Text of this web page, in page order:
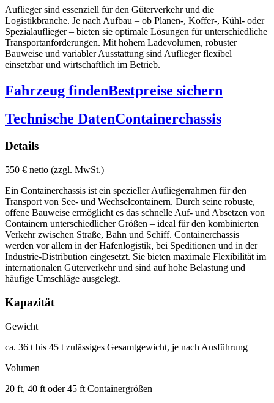
Auflieger sind essenziell für den Güterverkehr und die
Logistikbranche. Je nach Aufbau – ob Planen-, Koffer-, Kühl- oder
Spezialauflieger – bieten sie optimale Lösungen für unterschiedliche
Transportanforderungen. Mit hohem Ladevolumen, robuster
Bauweise und variabler Ausstattung sind Auflieger flexibel
einsetzbar und wirtschaftlich im Betrieb.
Fahrzeug findenBestpreise sichern
Technische DatenContainerchassis
Details
550 € netto (zzgl. MwSt.)
Ein Containerchassis ist ein spezieller Aufliegerrahmen für den
Transport von See- und Wechselcontainern. Durch seine robuste,
offene Bauweise ermöglicht es das schnelle Auf- und Absetzen von
Containern unterschiedlicher Größen – ideal für den kombinierten
Verkehr zwischen Straße, Bahn und Schiff. Containerchassis
werden vor allem in der Hafenlogistik, bei Speditionen und in der
Industrie-Distribution eingesetzt. Sie bieten maximale Flexibilität im
internationalen Güterverkehr und sind auf hohe Belastung und
häufige Umschläge ausgelegt.
Kapazität
Gewicht
ca. 36 t bis 45 t zulässiges Gesamtgewicht, je nach Ausführung
Volumen
20 ft, 40 ft oder 45 ft Containergrößen